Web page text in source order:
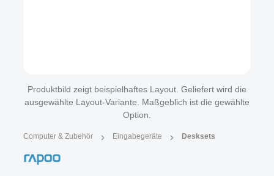
Produktbild zeigt beispielhaftes Layout. Geliefert wird die
ausgewählte Layout-Variante. Maßgeblich ist die gewählte
Option.
Computer & Zubehör Eingabegeräte Desksets